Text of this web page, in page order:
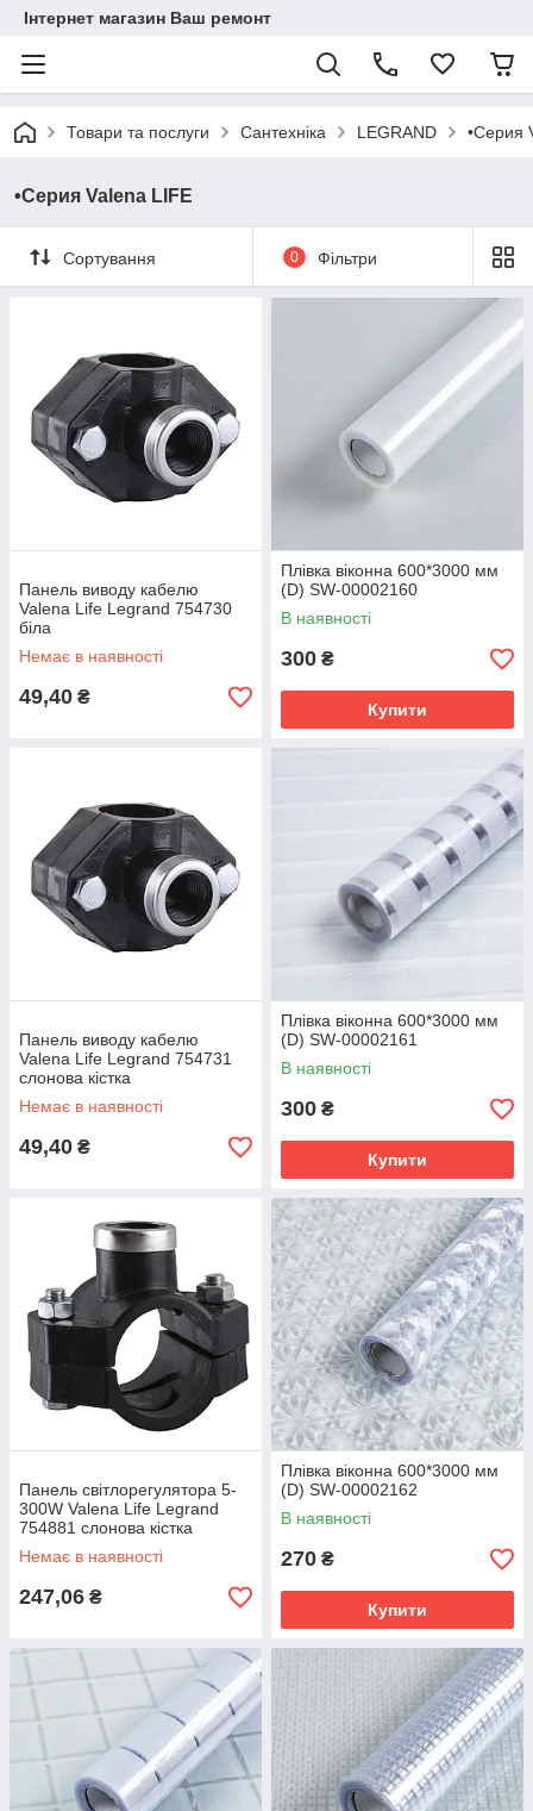
Інтернет магазин Ваш ремонт
Товари та послуги Сантехніка LEGRAND •Серия
•Серия Valena LIFE
Сортування 0 Фільтри
Панель виводу кабелю
Valena Life Legrand 754730
біла
Немає в наявності
49,40 ₴
Плівка віконна 600*3000 мм
(D) SW-00002160
В наявності
300 ₴
Купити
Панель виводу кабелю
Valena Life Legrand 754731
слонова кістка
Немає в наявності
49,40 ₴
Плівка віконна 600*3000 мм
(D) SW-00002161
В наявності
300 ₴
Купити
Панель світлорегулятора 5-
300W Valena Life Legrand
754881 слонова кістка
Немає в наявності
247,06 ₴
Плівка віконна 600*3000 мм
(D) SW-00002162
В наявності
270 ₴
Купити